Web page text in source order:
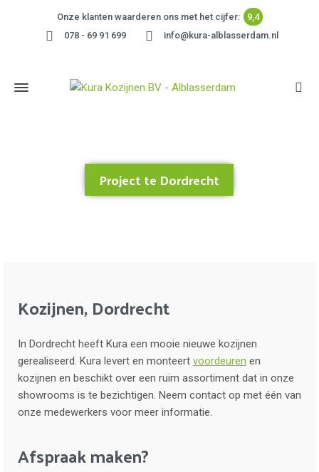
Onze klanten waarderen ons met het cijfer:
9,4
078 - 69 91 699
info@kura-alblasserdam.nl
Project te Dordrecht
Kozijnen, Dordrecht
In Dordrecht heeft Kura een mooie nieuwe kozijnen
gerealiseerd. Kura levert en monteert voordeuren en
kozijnen en beschikt over een ruim assortiment dat in onze
showrooms is te bezichtigen. Neem contact op met één van
onze medewerkers voor meer informatie.
Afspraak maken?